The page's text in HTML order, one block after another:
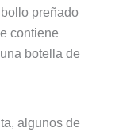
preñado
contiene
botella de
algunos de